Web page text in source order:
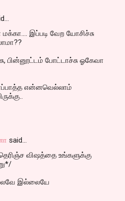
இப்படி வேற யோசிச்சு
பின்னூட்டம் போட்டாச்சு ஓகேவா
என்னவெல்லாம்
said…
விஷத்தை உங்களுக்கு
இல்லையே